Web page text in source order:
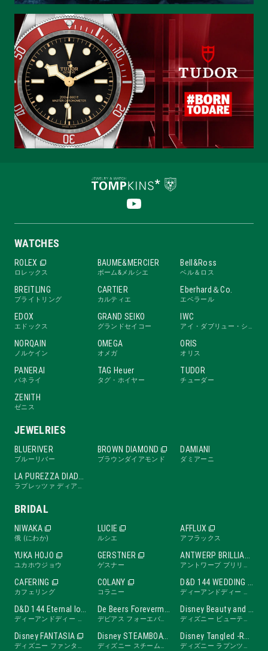
WATCHES
ROLEX
ロレックス
BAUME&MERCIER
ボーム&メルシエ
Bell&Ross
ベル＆ロス
BREITLING
ブライトリング
CARTIER
カルティエ
Eberhard＆Co.
エベラール
EDOX
エドックス
GRAND SEIKO
グランドセイコー
IWC
NORQAIN
ノルケイン
OMEGA
オメガ
ORIS
オリス
PANERAI
パネライ
TAG Heuer
タグ・ホイヤー
TUDOR
チューダー
ZENITH
ゼニス
JEWELRIES
BLUERIVER
ブルーリバー
BROWN DIAMOND
ブラウンダイアモンド
DAMIANI
ダミアーニ
BRIDAL
NIWAKA
俄 (にわか)
LUCIE
ルシエ
AFFLUX
アフラックス
YUKA HOJO
ユカホウジョウ
GERSTNER
ゲスナー
CAFERING
カフェリング
COLANY
コラニー
Disney FANTASIA Disney STEAMBOAT WILLIE